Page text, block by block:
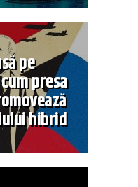
pe
presa
hibrid